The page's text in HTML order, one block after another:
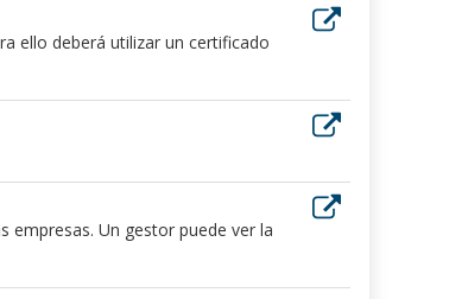
ello deberá utilizar un certificado
empresas. Un gestor puede ver la